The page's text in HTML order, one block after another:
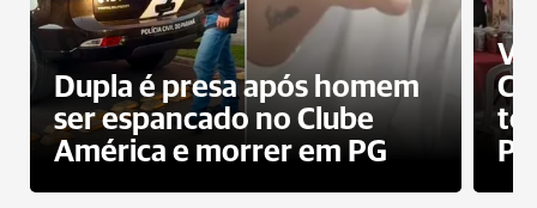
Dupla é presa após homem
ser espancado no Clube
América e morrer em PG
PG